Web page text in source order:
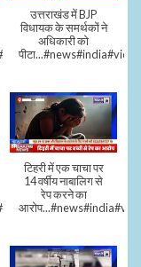
उत्तराखंड में BJP
विधायक के समर्थकों ने
अधिकारी को
टिहरी में एक चाचा पर
14 वर्षीय नाबालिग से
रेप करने का